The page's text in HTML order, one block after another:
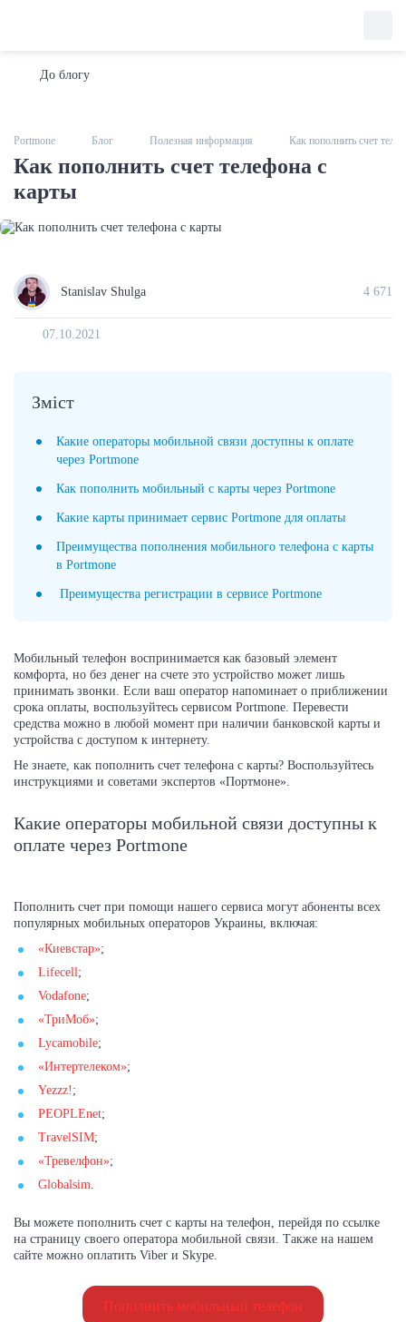
До блогу
Portmone Блог Полезная информация Как пополнить счет
Как пополнить счет телефона с
карты
Stanislav Shulga 4 671
07.10.2021
Зміст
Какие операторы мобильной связи доступны к оплате
через Portmone
Как пополнить мобильный с карты через Portmone
Какие карты принимает сервис Portmone для оплаты
Преимущества пополнения мобильного телефона с карты
в Portmone
Преимущества регистрации в сервисе Portmone
Мобильный телефон воспринимается как базовый элемент
комфорта, но без денег на счете это устройство может лишь
принимать звонки. Если ваш оператор напоминает о приближении
срока оплаты, воспользуйтесь сервисом Portmone. Перевести
средства можно в любой момент при наличии банковской карты и
устройства с доступом к интернету.
Не знаете, как пополнить счет телефона с карты? Воспользуйтесь
инструкциями и советами экспертов «Портмоне».
Какие операторы мобильной связи доступны к
оплате через Portmone
Пополнить счет при помощи нашего сервиса могут абоненты всех
популярных мобильных операторов Украины, включая:
«Киевстар»;
Lifecell ;
Vodafone;
«ТриМоб»;
Lycamobile;
«Интертелеком»;
Yezzz! ;
PEOPLEnet;
TravelSIM;
«Тревелфон»;
Globalsim
Вы можете пополнить счет с карты на телефон, перейдя по ссылке
на страницу своего оператора мобильной связи. Также на нашем
сайте можно оплатить Viber и Skype.
Пополнить мобильный телефон